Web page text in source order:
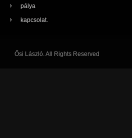
pálya
kapcsolat.
Ősi László. All Rights Reserved